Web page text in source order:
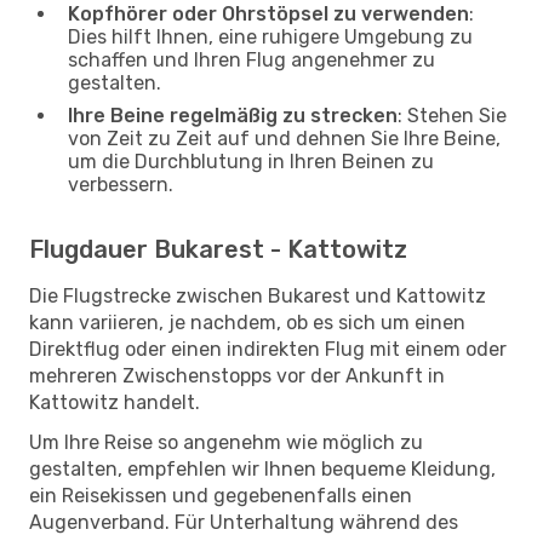
Kopfhörer oder Ohrstöpsel zu verwenden:
Dies hilft Ihnen, eine ruhigere Umgebung zu
schaffen und Ihren Flug angenehmer zu
gestalten.
Ihre Beine regelmäßig zu strecken: Stehen Sie
von Zeit zu Zeit auf und dehnen Sie Ihre Beine,
um die Durchblutung in Ihren Beinen zu
verbessern.
Flugdauer Bukarest - Kattowitz
Die Flugstrecke zwischen Bukarest und Kattowitz
kann variieren, je nachdem, ob es sich um einen
Direktflug oder einen indirekten Flug mit einem oder
mehreren Zwischenstopps vor der Ankunft in
Kattowitz handelt.
Um Ihre Reise so angenehm wie möglich zu
gestalten, empfehlen wir Ihnen bequeme Kleidung,
ein Reisekissen und gegebenenfalls einen
Augenverband. Für Unterhaltung während des